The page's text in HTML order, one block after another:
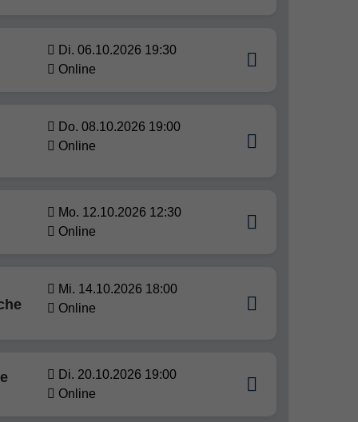
Di. 06.10.2026 19:30
Online
Do. 08.10.2026 19:00
Online
Mo. 12.10.2026 12:30
Online
Mi. 14.10.2026 18:00
Online
Di. 20.10.2026 19:00
Online